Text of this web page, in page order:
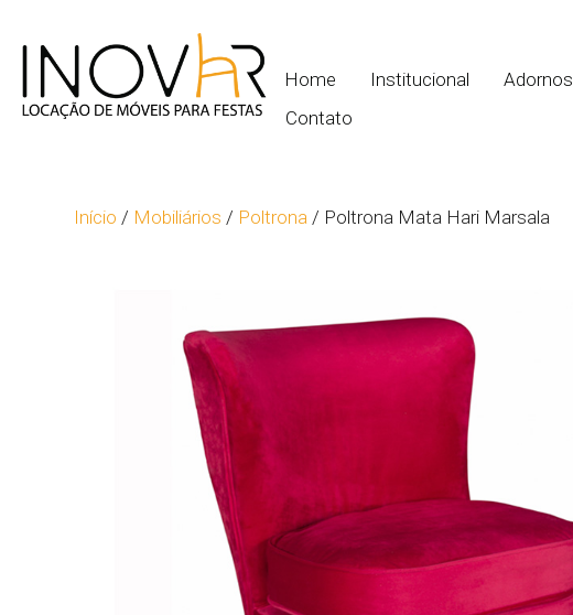
Home Institucional Adornos
Contato
Início / Mobiliários / Poltrona / Poltrona Mata Hari Marsala